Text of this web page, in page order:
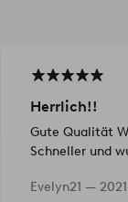
Herrlich!!
Gute Qualität
Schneller und
Evelyn21 —